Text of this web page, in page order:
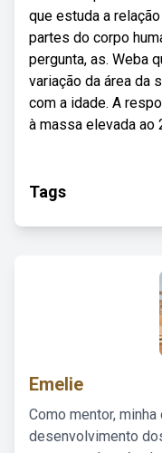
que estuda a
partes do corpo
pergunta, as. Weba
variação da área da
com a idade. A
à massa elevada ao
Tags
Emelie
Como mentor,
desenvolvimento